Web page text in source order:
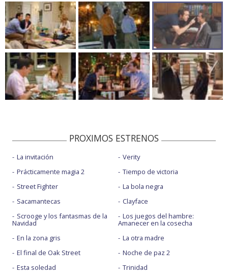
PROXIMOS ESTRENOS
La invitación
Prácticamente magia 2
Street Fighter
Sacamantecas
Scrooge y los fantasmas de la
Navidad
En la zona gris
El final de Oak Street
Esta soledad
Verity
Tiempo de victoria
La bola negra
Clayface
Los juegos del hambre:
Amanecer en la cosecha
La otra madre
Noche de paz 2
Trinidad